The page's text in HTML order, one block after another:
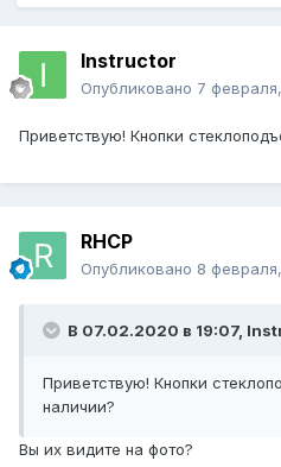
Instructor
Опубликовано 7
Приветствую! Кнопки
RHCP
Опубликовано 8
В 07.02.2020 в 19:07,
Приветствую! Кнопки
наличии?
Вы их видите на фото?